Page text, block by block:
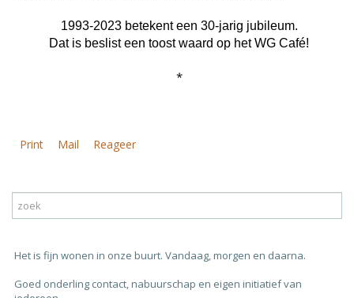
1993-2023 betekent een 30-jarig jubileum.
Dat is beslist een toost waard op het WG Café!
*
Print Mail Reageer
Het is fijn wonen in onze buurt. Vandaag, morgen en daarna.
Goed onderling contact, nabuurschap en eigen initiatief van